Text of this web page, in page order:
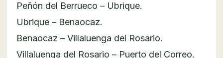
Peñón del Berrueco – Ubrique.
Ubrique – Benaocaz.
Benaocaz – Villaluenga del Rosario.
Villaluenga del Rosario – Puerto del Correo.